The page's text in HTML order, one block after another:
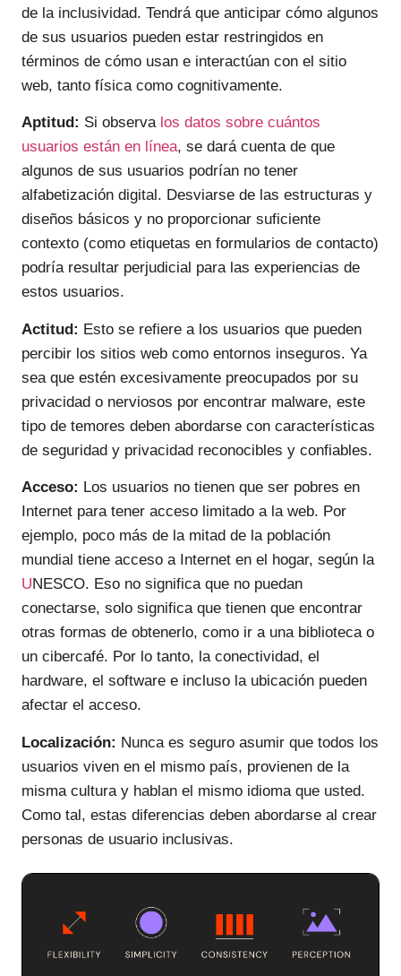
de la inclusividad. Tendrá que anticipar cómo algunos
de sus usuarios pueden estar restringidos en
términos de cómo usan e interactúan con el sitio
web, tanto física como cognitivamente.
Aptitud: Si observa los datos sobre cuántos
usuarios están en línea, se dará cuenta de que
algunos de sus usuarios podrían no tener
alfabetización digital. Desviarse de las estructuras y
diseños básicos y no proporcionar suficiente
contexto (como etiquetas en formularios de contacto)
podría resultar perjudicial para las experiencias de
estos usuarios.
Actitud: Esto se refiere a los usuarios que pueden
percibir los sitios web como entornos inseguros. Ya
sea que estén excesivamente preocupados por su
privacidad o nerviosos por encontrar malware, este
tipo de temores deben abordarse con características
de seguridad y privacidad reconocibles y confiables.
Acceso: Los usuarios no tienen que ser pobres en
Internet para tener acceso limitado a la web. Por
ejemplo, poco más de la mitad de la población
mundial tiene acceso a Internet en el hogar, según la
UNESCO. Eso no significa que no puedan
conectarse, solo significa que tienen que encontrar
otras formas de obtenerlo, como ir a una biblioteca o
un cibercafé. Por lo tanto, la conectividad, el
hardware, el software e incluso la ubicación pueden
afectar el acceso.
Localización: Nunca es seguro asumir que todos los
usuarios viven en el mismo país, provienen de la
misma cultura y hablan el mismo idioma que usted.
Como tal, estas diferencias deben abordarse al crear
personas de usuario inclusivas.